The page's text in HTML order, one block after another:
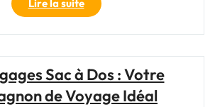
Lire la suite"Équipez
votre
Camping-
Les
Indispensables
Sac à Dos : Votre
de Voyage Idéal